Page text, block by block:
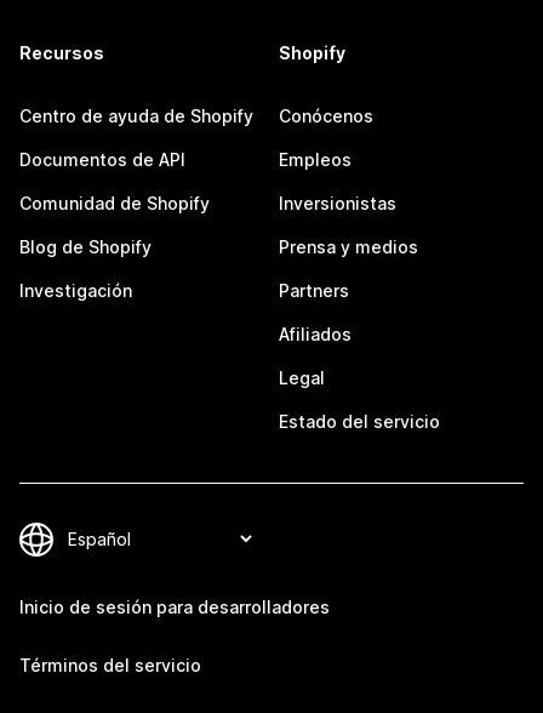
Recursos
Centro de ayuda de Shopify
Documentos de API
Comunidad de Shopify
Blog de Shopify
Investigación
Shopify
Conócenos
Empleos
Inversionistas
Prensa y medios
Partners
Afiliados
Legal
Estado del servicio
Inicio de sesión para desarrolladores
Términos del servicio